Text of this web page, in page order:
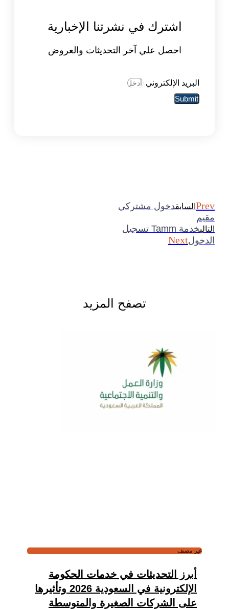
اشترك في نشرتنا الإخبارية
احصل علي آخر التحديثات والعروض
البريد الإلكتروني
Submit
Prev السابقدخول مشتركي
مقيم
التالي
خدمة Tamm تسجيل
الدخولNext
تصفح المزيد
غير مصنف
أبرز التحديثات في خدمات الحكومة
الإلكترونية في السعودية 2026 وتأثيرها
على الشركات الصغيرة والمتوسطة